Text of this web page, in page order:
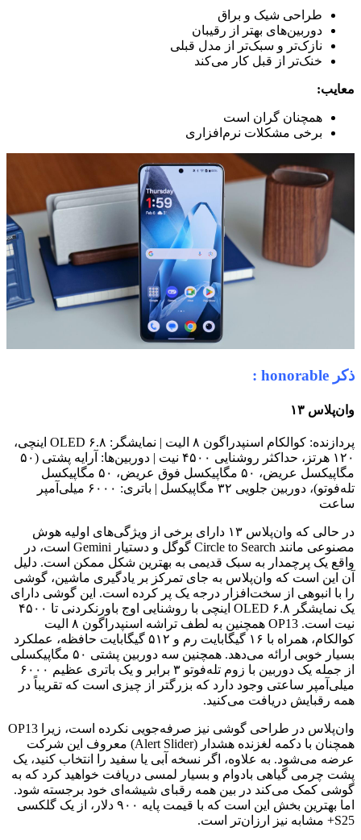
طراحی شیک و براق
دوربین‌های بهتر از رقیبان
نازک‌تر و سبک‌تر از مدل قبلی
خنک‌تر از قبل کار می‌کند
معایب:
همچنان گران است
برخی مشکلات نرم‌افزاری
ذکر honorable :
وان‌پلاس ۱۳
پردازنده: کوالکام اسنپدراگون ۸ الیت | نمایشگر: OLED ۶.۸ اینچی،
۱۲۰ هرتز، حداکثر روشنایی ۴۵۰۰ نیت | دوربین‌ها: آرایه پشتی (۵۰
مگاپیکسل عریض، ۵۰ مگاپیکسل فوق عریض، ۵۰ مگاپیکسل
تله‌فوتو)، دوربین جلویی ۳۲ مگاپیکسل | باتری: ۶۰۰۰ میلی‌آمپر
ساعت
در حالی که وان‌پلاس ۱۳ دارای برخی از ویژگی‌های اولیه هوش
مصنوعی مانند Circle to Search گوگل و دستیار Gemini است، در
واقع یک پرچمدار به سبک قدیمی به بهترین شکل ممکن است. دلیل
آن این است که وان‌پلاس به جای تمرکز بر یادگیری ماشین، گوشی
را با انبوهی از سخت‌افزار درجه یک پر کرده است. این گوشی دارای
یک نمایشگر OLED ۶.۸ اینچی با روشنایی اوج باورنکردنی تا ۴۵۰۰
نیت است. OP13 همچنین به لطف تراشه اسنپدراگون ۸ الیت
کوالکام، همراه با ۱۶ گیگابایت رم و ۵۱۲ گیگابایت حافظه، عملکرد
بسیار خوبی ارائه می‌دهد. همچنین سه دوربین پشتی ۵۰ مگاپیکسلی
از جمله یک دوربین با زوم تله‌فوتو ۳ برابر و یک باتری عظیم ۶۰۰۰
میلی‌آمپر ساعتی وجود دارد که بزرگتر از چیزی است که تقریباً در
همه رقبایش دریافت می‌کنید.
وان‌پلاس در طراحی گوشی نیز صرفه‌جویی نکرده است، زیرا OP13
همچنان با دکمه لغزنده هشدار (Alert Slider) معروف این شرکت
عرضه می‌شود. به علاوه، اگر نسخه آبی یا سفید را انتخاب کنید، یک
پشت چرمی گیاهی بادوام و بسیار لمسی دریافت خواهید کرد که به
گوشی کمک می‌کند در بین همه رقبای شیشه‌ای خود برجسته شود.
اما بهترین بخش این است که با قیمت پایه ۹۰۰ دلار، از یک گلکسی
S25+ مشابه نیز ارزان‌تر است.